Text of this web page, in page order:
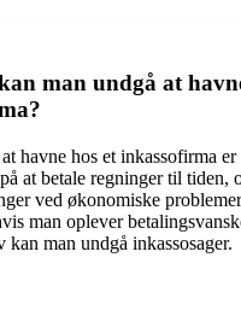
man undgå at
havne hos et inkassofirma
at betale regninger til tiden,
ved økonomiske
man oplever
man undgå inkassosager.